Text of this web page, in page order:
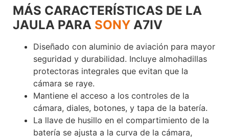
MÁS CARACTERÍSTICAS DE LA
JAULA PARA SONY A7IV
Diseñado con aluminio de aviación para mayor
seguridad y durabilidad. Incluye almohadillas
protectoras integrales que evitan que la
cámara se raye.
Mantiene el acceso a los controles de la
cámara, diales, botones, y tapa de la batería.
La llave de husillo en el compartimiento de la
batería se ajusta a la curva de la cámara,